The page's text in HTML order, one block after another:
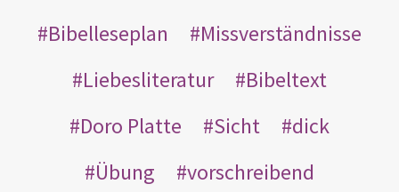
Bibelleseplan
Missverständnisse
Liebesliteratur
Bibeltext
Doro Platte
Sicht
dick
Übung
vorschreibend